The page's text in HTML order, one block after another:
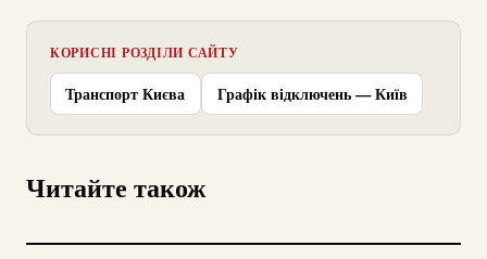
КОРИСНІ РОЗДІЛИ САЙТУ
Транспорт Києва Графік відключень — Київ
Читайте також